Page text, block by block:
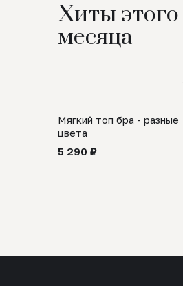
Хиты этого
месяца
Мягкий топ бра - разные
цвета
5 290 ₽